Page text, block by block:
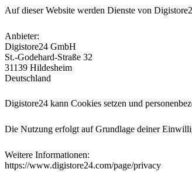
Auf dieser Website werden Dienste von
Anbieter:
Digistore24 GmbH
St.-Godehard-Straße 32
31139 Hildesheim
Deutschland
Digistore24 kann Cookies setzen und
Die Nutzung erfolgt auf Grundlage deiner
Weitere Informationen:
https://www.digistore24.com/page/privacy